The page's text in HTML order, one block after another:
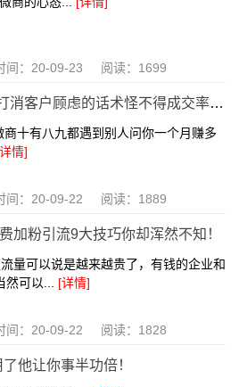
间：20-09-23 阅读：1699
震惊！他们都有微商中打消客户顾虑的话术怪不得成交率这么高！
十有八九都遇到别人问你一个月赚多
情]
间：20-09-22 阅读：1889
加粉引流9大技巧你却浑然不知！
量可以说是越来越贵了，有钱的企业和
然可以... [详情]
间：20-09-22 阅读：1828
他让你事半功倍！